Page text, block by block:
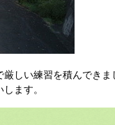
しい練習を積んできま
ます。